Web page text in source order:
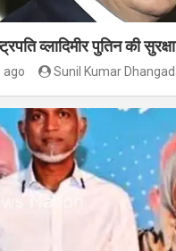
व्लादिमीर पुतिन की सुरक्षा
ago Sunil Kumar